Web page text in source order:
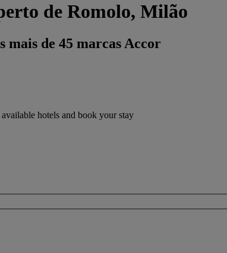
de Romolo, Milão
mais de 45 marcas Accor
hotels and book your stay